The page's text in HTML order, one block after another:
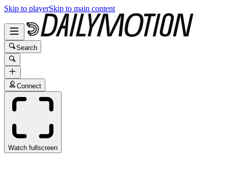
Skip to playerSkip to main content
Search
Connect
Watch fullscreen